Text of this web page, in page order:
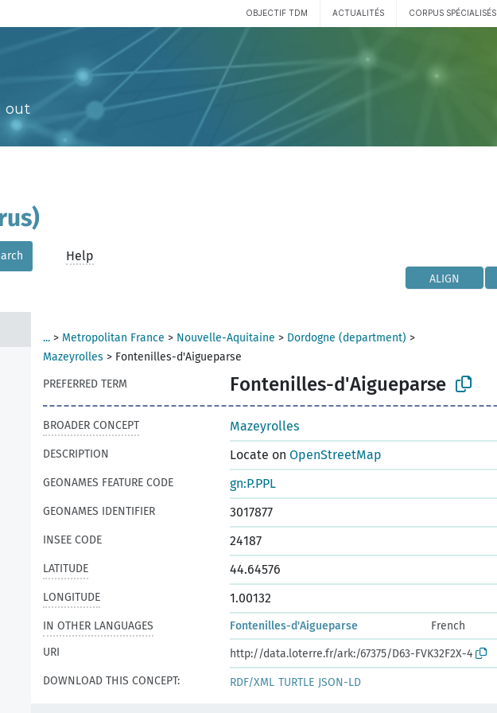
OBJECTIF TDM ACTUALITÉS CORPUS SPÉCIALISÉS
out
Help
ALIGN
... > Metropolitan France > Nouvelle-Aquitaine > Dordogne (department) >
Mazeyrolles > Fontenilles-d'Aigueparse
PREFERRED TERM
Fontenilles-d'Aigueparse
BROADER CONCEPT Mazeyrolles
DESCRIPTION Locate on OpenStreetMap
GEONAMES FEATURE CODE gn:P.PPL
GEONAMES IDENTIFIER 3017877
INSEE CODE 24187
LATITUDE 44.64576
LONGITUDE 1.00132
IN OTHER LANGUAGES Fontenilles-d'Aigueparse
French
URI
http://data.loterre.fr/ark:/67375/D63-FVK32F2X-4
DOWNLOAD THIS CONCEPT:
RDF/XML TURTLE JSON-LD